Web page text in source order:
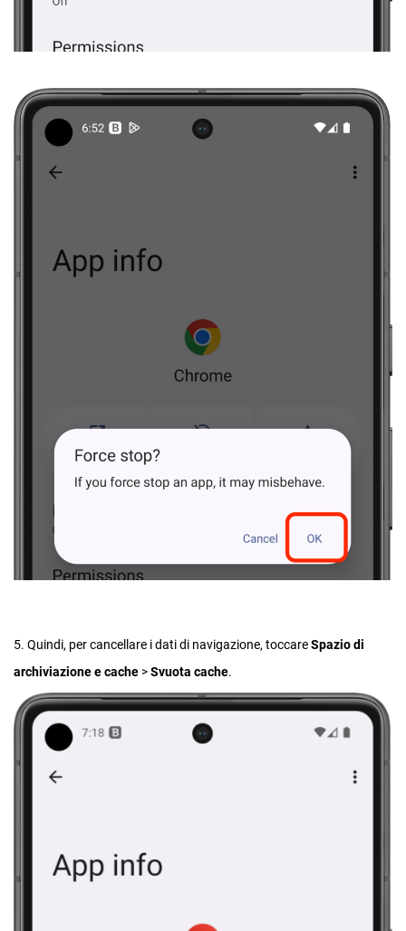
5. Quindi, per cancellare i dati di navigazione, toccareSpazio di
archiviazione e cache >Svuota cache.